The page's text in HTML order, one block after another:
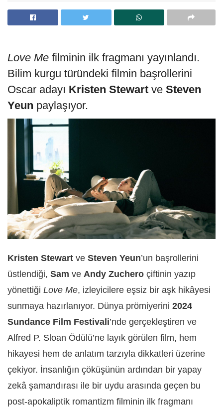
Love Me filminin ilk fragmanı yayınlandı.
Bilim kurgu türündeki filmin başrollerini
Oscar adayı Kristen Stewart ve Steven
Yeun paylaşıyor.
Kristen Stewart ve Steven Yeun’un başrollerini
üstlendiği, Sam ve Andy Zuchero çiftinin yazıp
yönettiği Love Me, izleyicilere eşsiz bir aşk hikâyesi
sunmaya hazırlanıyor. Dünya prömiyerini 2024
Sundance Film Festivali’nde gerçekleştiren ve
Alfred P. Sloan Ödülü’ne layık görülen film, hem
hikayesi hem de anlatım tarzıyla dikkatleri üzerine
çekiyor. İnsanlığın çöküşünün ardından bir yapay
zekâ şamandırası ile bir uydu arasında geçen bu
post-apokaliptik romantizm filminin ilk fragmanı